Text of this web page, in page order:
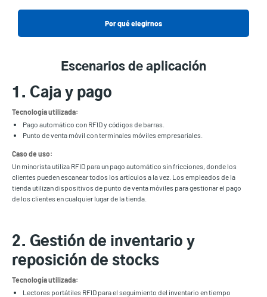
Por qué elegirnos
Escenarios de aplicación
1. Caja y pago
Tecnología utilizada:
Pago automático con RFID y códigos de barras.
Punto de venta móvil con terminales móviles empresariales.
Caso de uso:
Un minorista utiliza RFID para un pago automático sin fricciones, donde los
clientes pueden escanear todos los artículos a la vez. Los empleados de la
tienda utilizan dispositivos de punto de venta móviles para gestionar el pago
de los clientes en cualquier lugar de la tienda.
2. Gestión de inventario y
reposición de stocks
Tecnología utilizada:
Lectores portátiles RFID para el seguimiento del inventario en tiempo